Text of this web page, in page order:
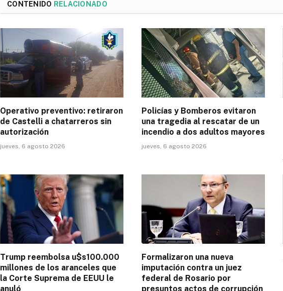
CONTENIDO RELACIONADO
Operativo preventivo: retiraron
de Castelli a chatarreros sin
autorización
jueves, 6 agosto 2026
Policías y Bomberos evitaron
una tragedia al rescatar de un
incendio a dos adultos mayores
jueves, 6 agosto 2026
Trump reembolsa u$s100.000
millones de los aranceles que
la Corte Suprema de EEUU le
anuló
Formalizaron una nueva
imputación contra un juez
federal de Rosario por
presuntos actos de corrupción